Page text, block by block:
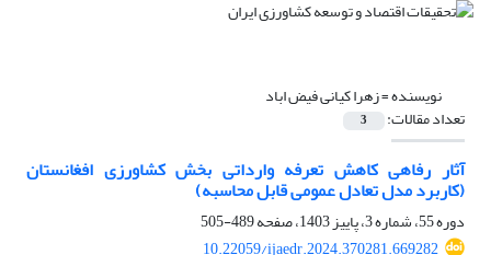
نویسنده =زهرا کیانی فیض اباد
تعداد مقالات: 3
آثار رفاهی کاهش تعرفه وارداتی بخش کشاورزی افغانستان
(کاربرد مدل تعادل عمومی قابل محاسبه)
دوره 55، شماره 3، پاییز 1403، صفحه
489-505